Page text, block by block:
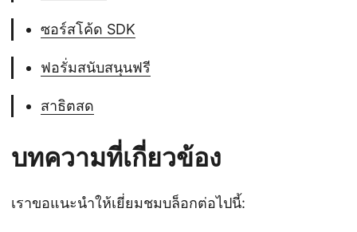
ซอร์สโค้ด SDK
ฟอรั่มสนับสนุนฟรี
สาธิตสด
บทความที่เกี่ยวข้อง
เราขอแนะนำให้เยี่ยมชมบล็อกต่อไปนี้: